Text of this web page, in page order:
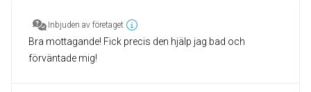
Inbjuden av företaget
Bra mottagande! Fick precis den hjälp jag bad och
förväntade mig!